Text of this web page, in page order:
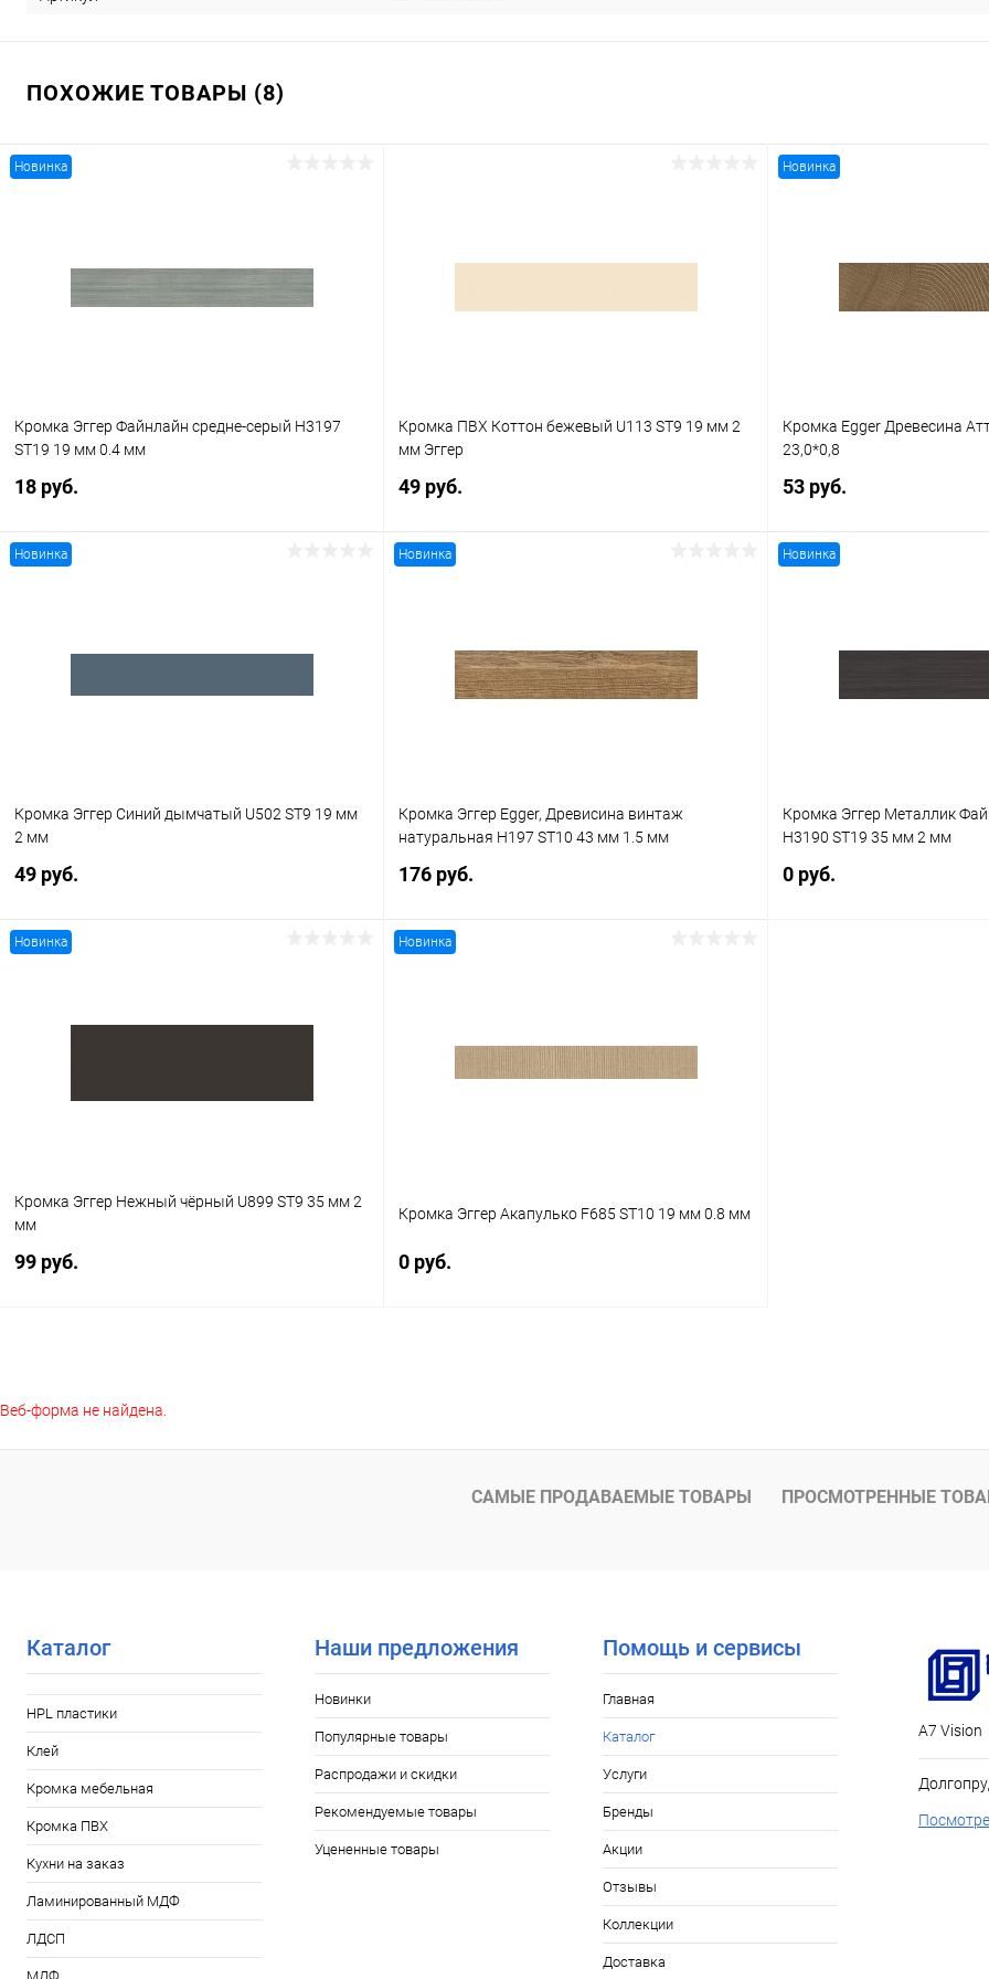
ПОХОЖИЕ ТОВАРЫ (8)
Новинка
Кромка Эггер Файнлайн средне-серый H3197
ST19 19 мм 0.4 мм
18 руб.
Кромка ПВХ Коттон бежевый U113 ST9 19 мм 2
мм Эггер
49 руб.
В избранное В наличии
Новинка
Кромка Egger Древесина
23,0*0,8
53 руб.
Новинка
Кромка Эггер Синий дымчатый U502 ST9 19 мм
2 мм
49 руб.
Купить в 1 клик К сравнению
Новинка
Кромка Эггер Egger, Древисина винтаж
натуральная H197 ST10 43 мм 1.5 мм
176 руб.
В наличии
Новинка
Кромка Эггер Металлик
H3190 ST19 35 мм 2 мм
0 руб.
Новинка
Кромка Эггер Нежный чёрный U899 ST9 35 мм 2
мм
99 руб.
Купить в 1 клик
В избранное В наличии
Новинка
Кромка Эггер Акапулько F685 ST10 19 мм 0.8 мм
0 руб.
В избранное В наличии
Веб-форма не найдена.
САМЫЕ ПРОДАВАЕМЫЕ ТОВАРЫ ПРОСМОТРЕННЫЕ
Каталог
HPL пластики
Клей
Кромка мебельная
Кромка ПВХ
Кухни на заказ
Ламинированный МДФ
ЛДСП
Наши предложения
Новинки
Популярные товары
Распродажи и скидки
Рекомендуемые товары
Уцененные товары
Помощь и сервисы
Главная
Каталог
Услуги
Бренды
Акции
Отзывы
Коллекции
Доставка
А7 Vision